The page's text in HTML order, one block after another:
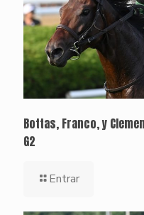
Bottas, Franco, y
G2
Entrar